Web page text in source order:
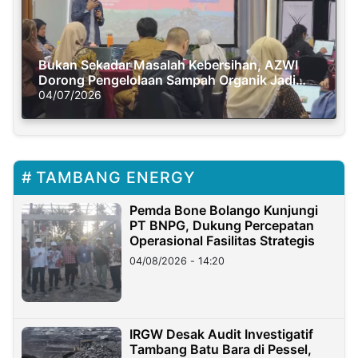
Bukan Sekadar Masalah Kebersihan, AZWI
Dorong Pengelolaan Sampah Organik Jadi
Solusi Krisis Iklim
04/07/2026
TAMBANG ENERGY
Pemda Bone Bolango Kunjungi
PT BNPG, Dukung Percepatan
Operasional Fasilitas Strategis
04/08/2026 - 14:20
IRGW Desak Audit Investigatif
Tambang Batu Bara di Pessel,